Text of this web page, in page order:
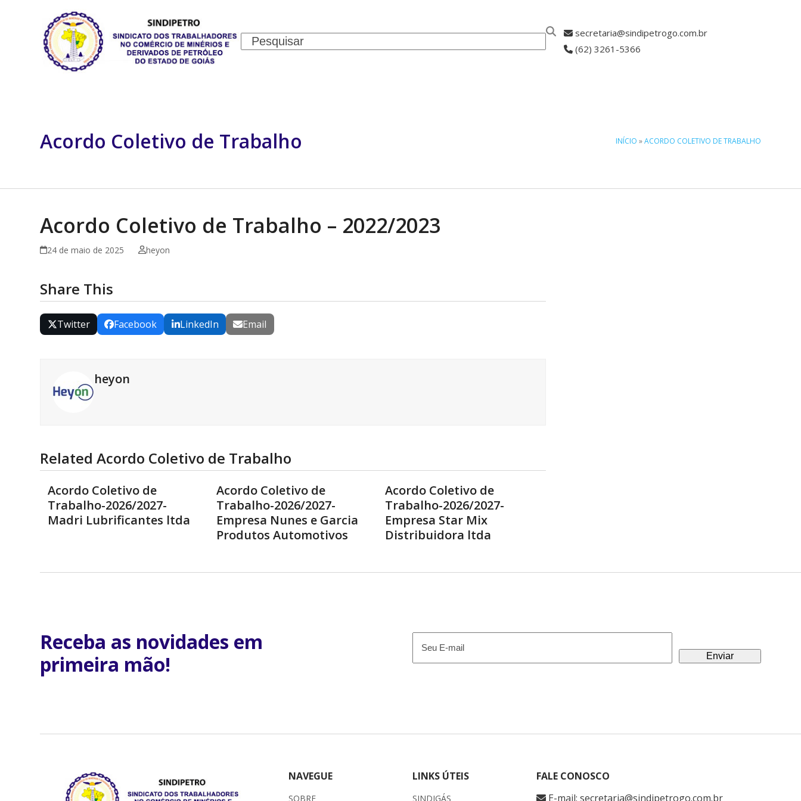
Search
secretaria@sindipetrogo.com.br
(62) 3261-5366
Acordo Coletivo de Trabalho INÍCIO »ACORDO COLETIVO DE TRABALHO
Acordo Coletivo de Trabalho – 2022/2023
24 de maio de 2025 heyon
Share This
Twitter Facebook LinkedIn Email
heyon
Related Acordo Coletivo de Trabalho
Acordo Coletivo de
Trabalho-2026/2027-
Madri Lubrificantes ltda
Acordo Coletivo de
Trabalho-2026/2027-
Empresa Nunes e Garcia
Produtos Automotivos
Acordo Coletivo de
Trabalho-2026/2027-
Empresa Star Mix
Distribuidora ltda
Receba as novidades em
primeira mão!
mail
NAVEGUE
SOBRE
LINKS ÚTEIS
SINDIGÁS
FALE CONOSCO
E-mail: secretaria@sindipetrogo.com.br